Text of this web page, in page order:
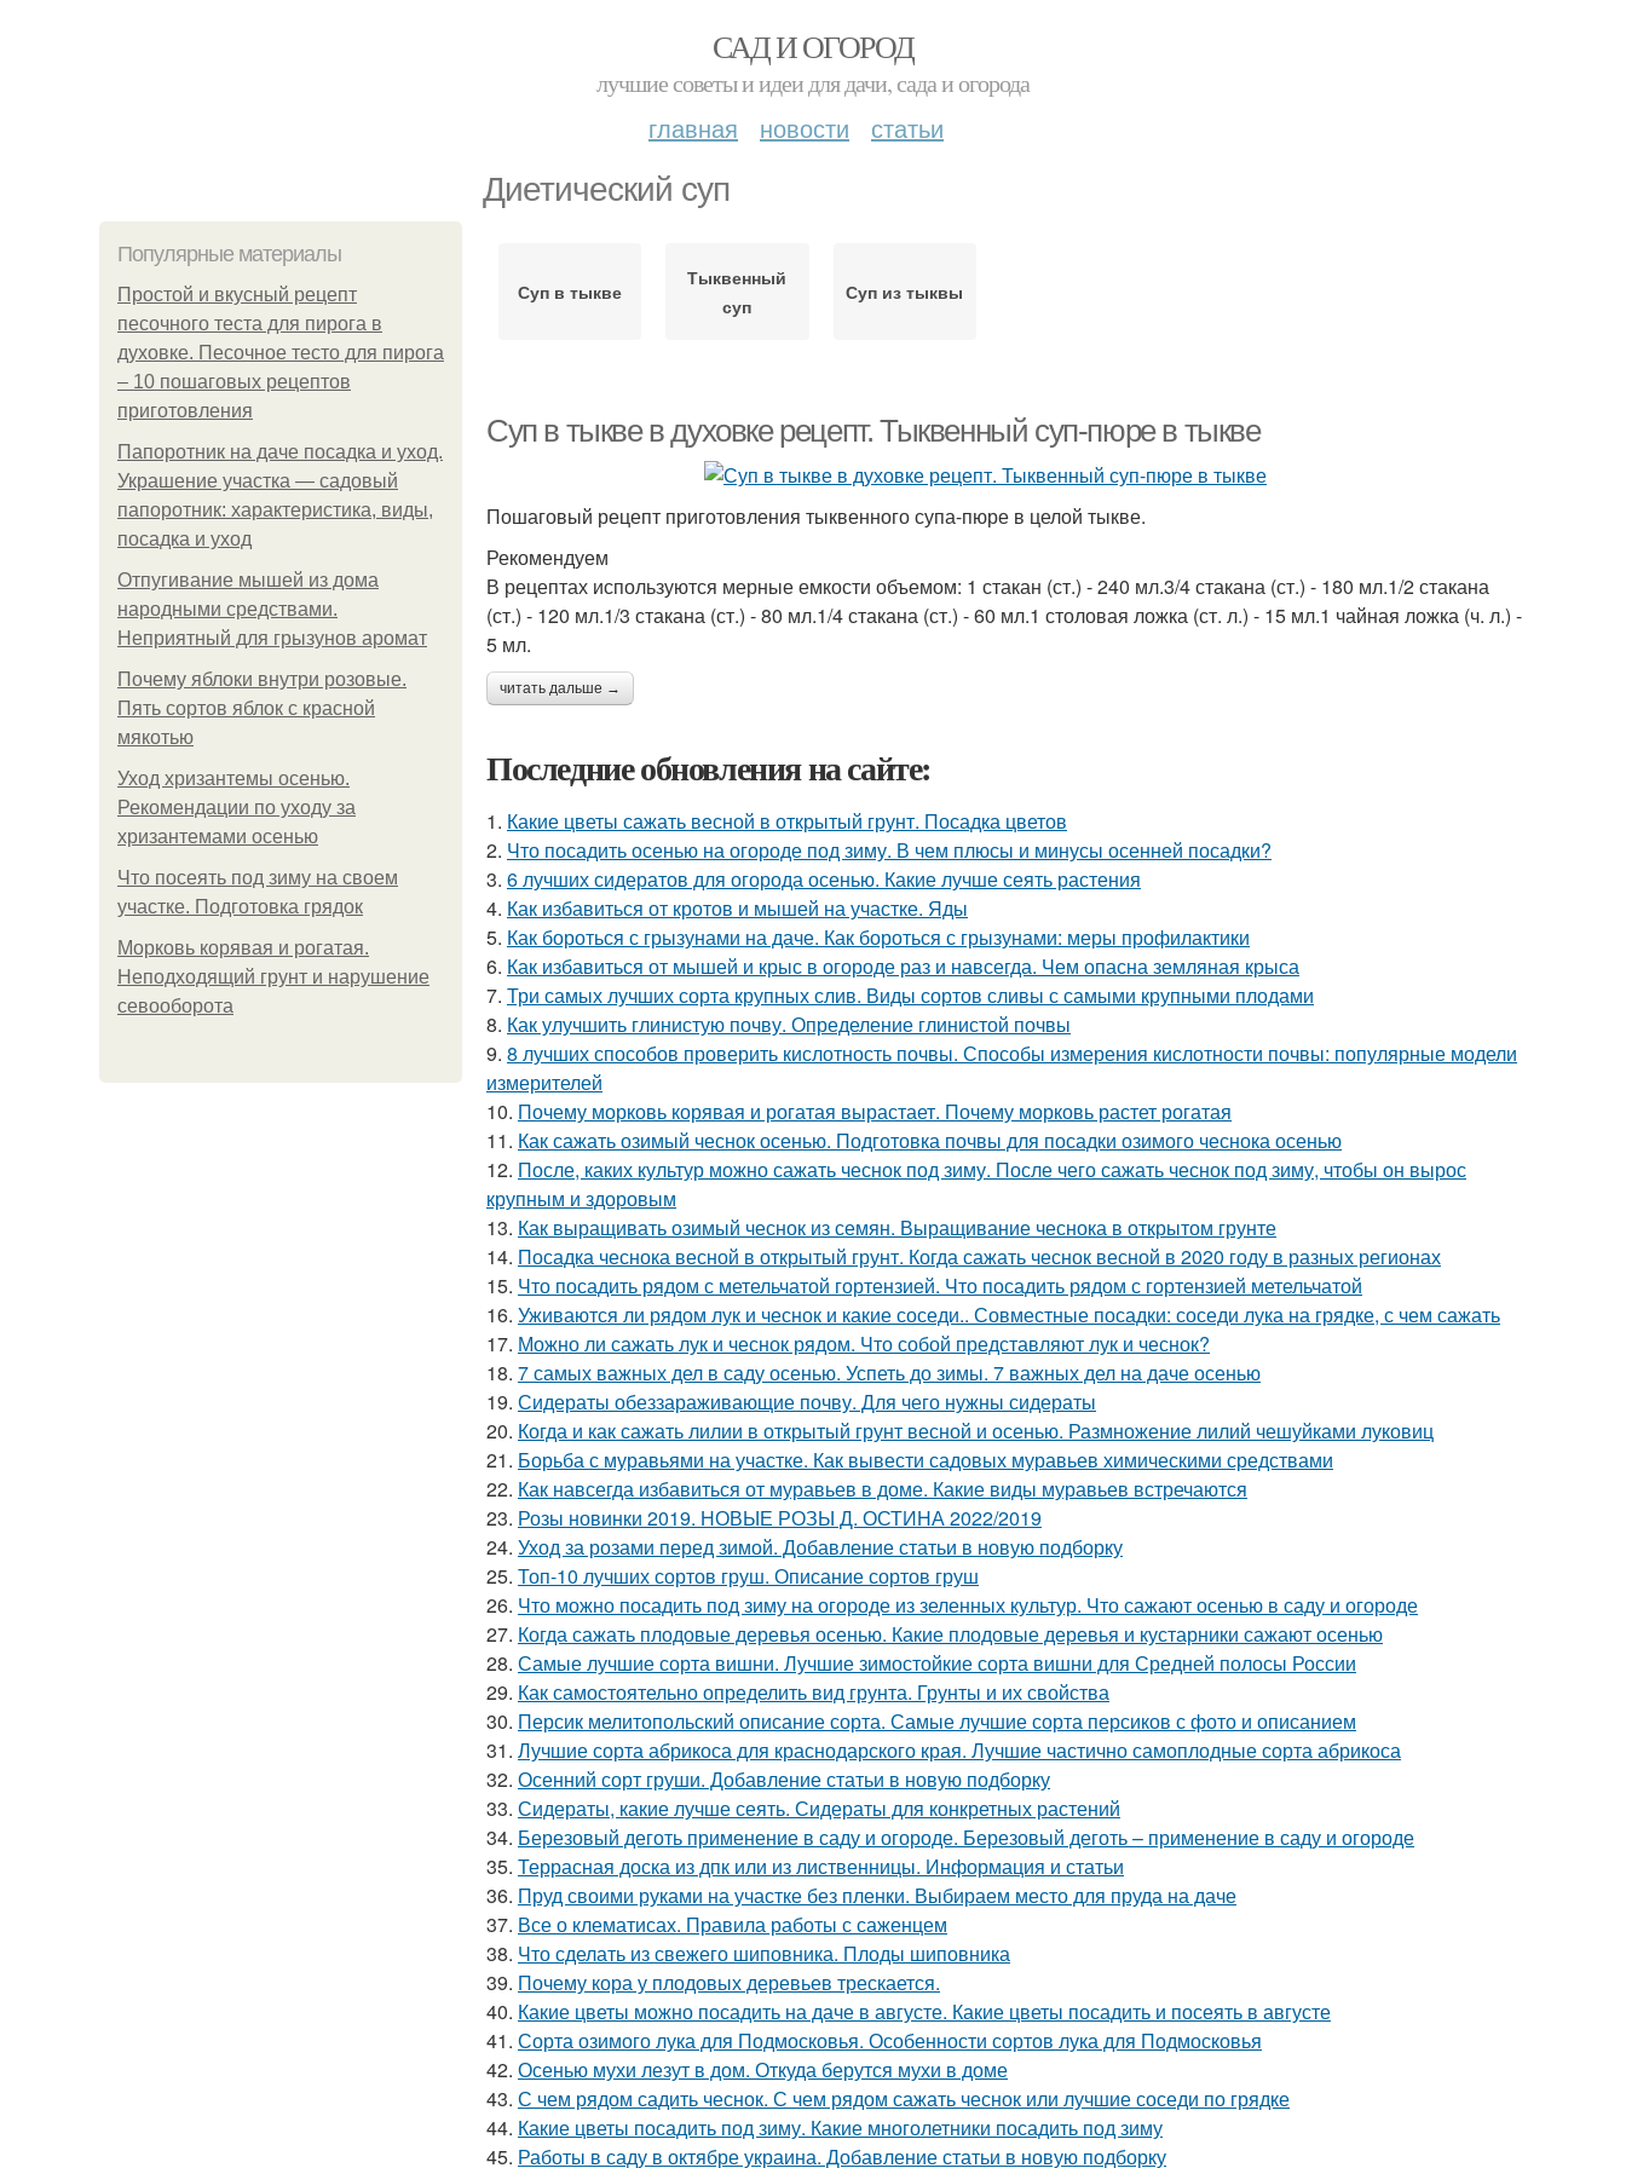
САД И ОГОРОД
лучшие советы и идеи для дачи, сада и огорода
главная новости статьи
Диетический суп
Популярные материалы
Простой и вкусный рецепт
песочного теста для пирога в
духовке. Песочное тесто для пирога
– 10 пошаговых рецептов
приготовления
Папоротник на даче посадка и уход.
Украшение участка — садовый
папоротник: характеристика, виды,
посадка и уход
Отпугивание мышей из дома
народными средствами.
Неприятный для грызунов аромат
Почему яблоки внутри розовые.
Пять сортов яблок с красной
мякотью
Уход хризантемы осенью.
Рекомендации по уходу за
хризантемами осенью
Что посеять под зиму на своем
участке. Подготовка грядок
Морковь корявая и рогатая.
Неподходящий грунт и нарушение
севооборота
Суп в тыкве
Тыквенный
суп
Суп из тыквы
Суп в тыкве в духовке рецепт. Тыквенный суп-пюре в тыкве
Пошаговый рецепт приготовления тыквенного супа-пюре в целой тыкве.
Рекомендуем
В рецептах используются мерные емкости объемом: 1 стакан (ст.) - 240 мл.3/4 стакана (ст.) - 180 мл.1/2 стакана
(ст.) - 120 мл.1/3 стакана (ст.) - 80 мл.1/4 стакана (ст.) - 60 мл.1 столовая ложка (ст. л.) - 15 мл.1 чайная ложка (ч. л.) -
5 мл.
читать дальше →
Последние обновления на сайте:
1. Какие цветы сажать весной в открытый грунт. Посадка цветов
2. Что посадить осенью на огороде под зиму. В чем плюсы и минусы осенней посадки?
3. 6 лучших сидератов для огорода осенью. Какие лучше сеять растения
4. Как избавиться от кротов и мышей на участке. Яды
5. Как бороться с грызунами на даче. Как бороться с грызунами: меры профилактики
6. Как избавиться от мышей и крыс в огороде раз и навсегда. Чем опасна земляная крыса
7. Три самых лучших сорта крупных слив. Виды сортов сливы с самыми крупными плодами
8. Как улучшить глинистую почву. Определение глинистой почвы
9. 8 лучших способов проверить кислотность почвы. Способы измерения кислотности почвы: популярные модели
измерителей
10. Почему морковь корявая и рогатая вырастает. Почему морковь растет рогатая
11. Как сажать озимый чеснок осенью. Подготовка почвы для посадки озимого чеснока осенью
12. После, каких культур можно сажать чеснок под зиму. После чего сажать чеснок под зиму, чтобы он вырос
крупным и здоровым
13. Как выращивать озимый чеснок из семян. Выращивание чеснока в открытом грунте
14. Посадка чеснока весной в открытый грунт. Когда сажать чеснок весной в 2020 году в разных регионах
15. Что посадить рядом с метельчатой гортензией. Что посадить рядом с гортензией метельчатой
16. Уживаются ли рядом лук и чеснок и какие соседи.. Совместные посадки: соседи лука на грядке, с чем сажать
17. Можно ли сажать лук и чеснок рядом. Что собой представляют лук и чеснок?
18. 7 самых важных дел в саду осенью. Успеть до зимы. 7 важных дел на даче осенью
19. Сидераты обеззараживающие почву. Для чего нужны сидераты
20. Когда и как сажать лилии в открытый грунт весной и осенью. Размножение лилий чешуйками луковиц
21. Борьба с муравьями на участке. Как вывести садовых муравьев химическими средствами
22. Как навсегда избавиться от муравьев в доме. Какие виды муравьев встречаются
23. Розы новинки 2019. НОВЫЕ РОЗЫ Д. ОСТИНА 2022/2019
24. Уход за розами перед зимой. Добавление статьи в новую подборку
25. Топ-10 лучших сортов груш. Описание сортов груш
26. Что можно посадить под зиму на огороде из зеленных культур. Что сажают осенью в саду и огороде
27. Когда сажать плодовые деревья осенью. Какие плодовые деревья и кустарники сажают осенью
28. Самые лучшие сорта вишни. Лучшие зимостойкие сорта вишни для Средней полосы России
29. Как самостоятельно определить вид грунта. Грунты и их свойства
30. Персик мелитопольский описание сорта. Самые лучшие сорта персиков с фото и описанием
31. Лучшие сорта абрикоса для краснодарского края. Лучшие частично самоплодные сорта абрикоса
32. Осенний сорт груши. Добавление статьи в новую подборку
33. Сидераты, какие лучше сеять. Сидераты для конкретных растений
34. Березовый деготь применение в саду и огороде. Березовый деготь – применение в саду и огороде
35. Террасная доска из дпк или из лиственницы. Информация и статьи
36. Пруд своими руками на участке без пленки. Выбираем место для пруда на даче
37. Все о клематисах. Правила работы с саженцем
38. Что сделать из свежего шиповника. Плоды шиповника
39. Почему кора у плодовых деревьев трескается.
40. Какие цветы можно посадить на даче в августе. Какие цветы посадить и посеять в августе
41. Сорта озимого лука для Подмосковья. Особенности сортов лука для Подмосковья
42. Осенью мухи лезут в дом. Откуда берутся мухи в доме
43. С чем рядом садить чеснок. С чем рядом сажать чеснок или лучшие соседи по грядке
44. Какие цветы посадить под зиму. Какие многолетники посадить под зиму
45. Работы в саду в октябре украина. Добавление статьи в новую подборку